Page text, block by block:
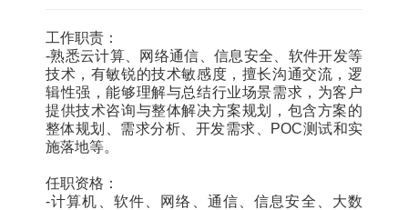
工作职责：
-熟悉云计算、网络通信、信息安全、软件开发等
技术，有敏锐的技术敏感度，擅长沟通交流，逻
辑性强，能够理解与总结行业场景需求，为客户
提供技术咨询与整体解决方案规划，包含方案的
整体规划、需求分析、开发需求、POC测试和实
施落地等。
任职资格：
-计算机、软件、网络、通信、信息安全、大数